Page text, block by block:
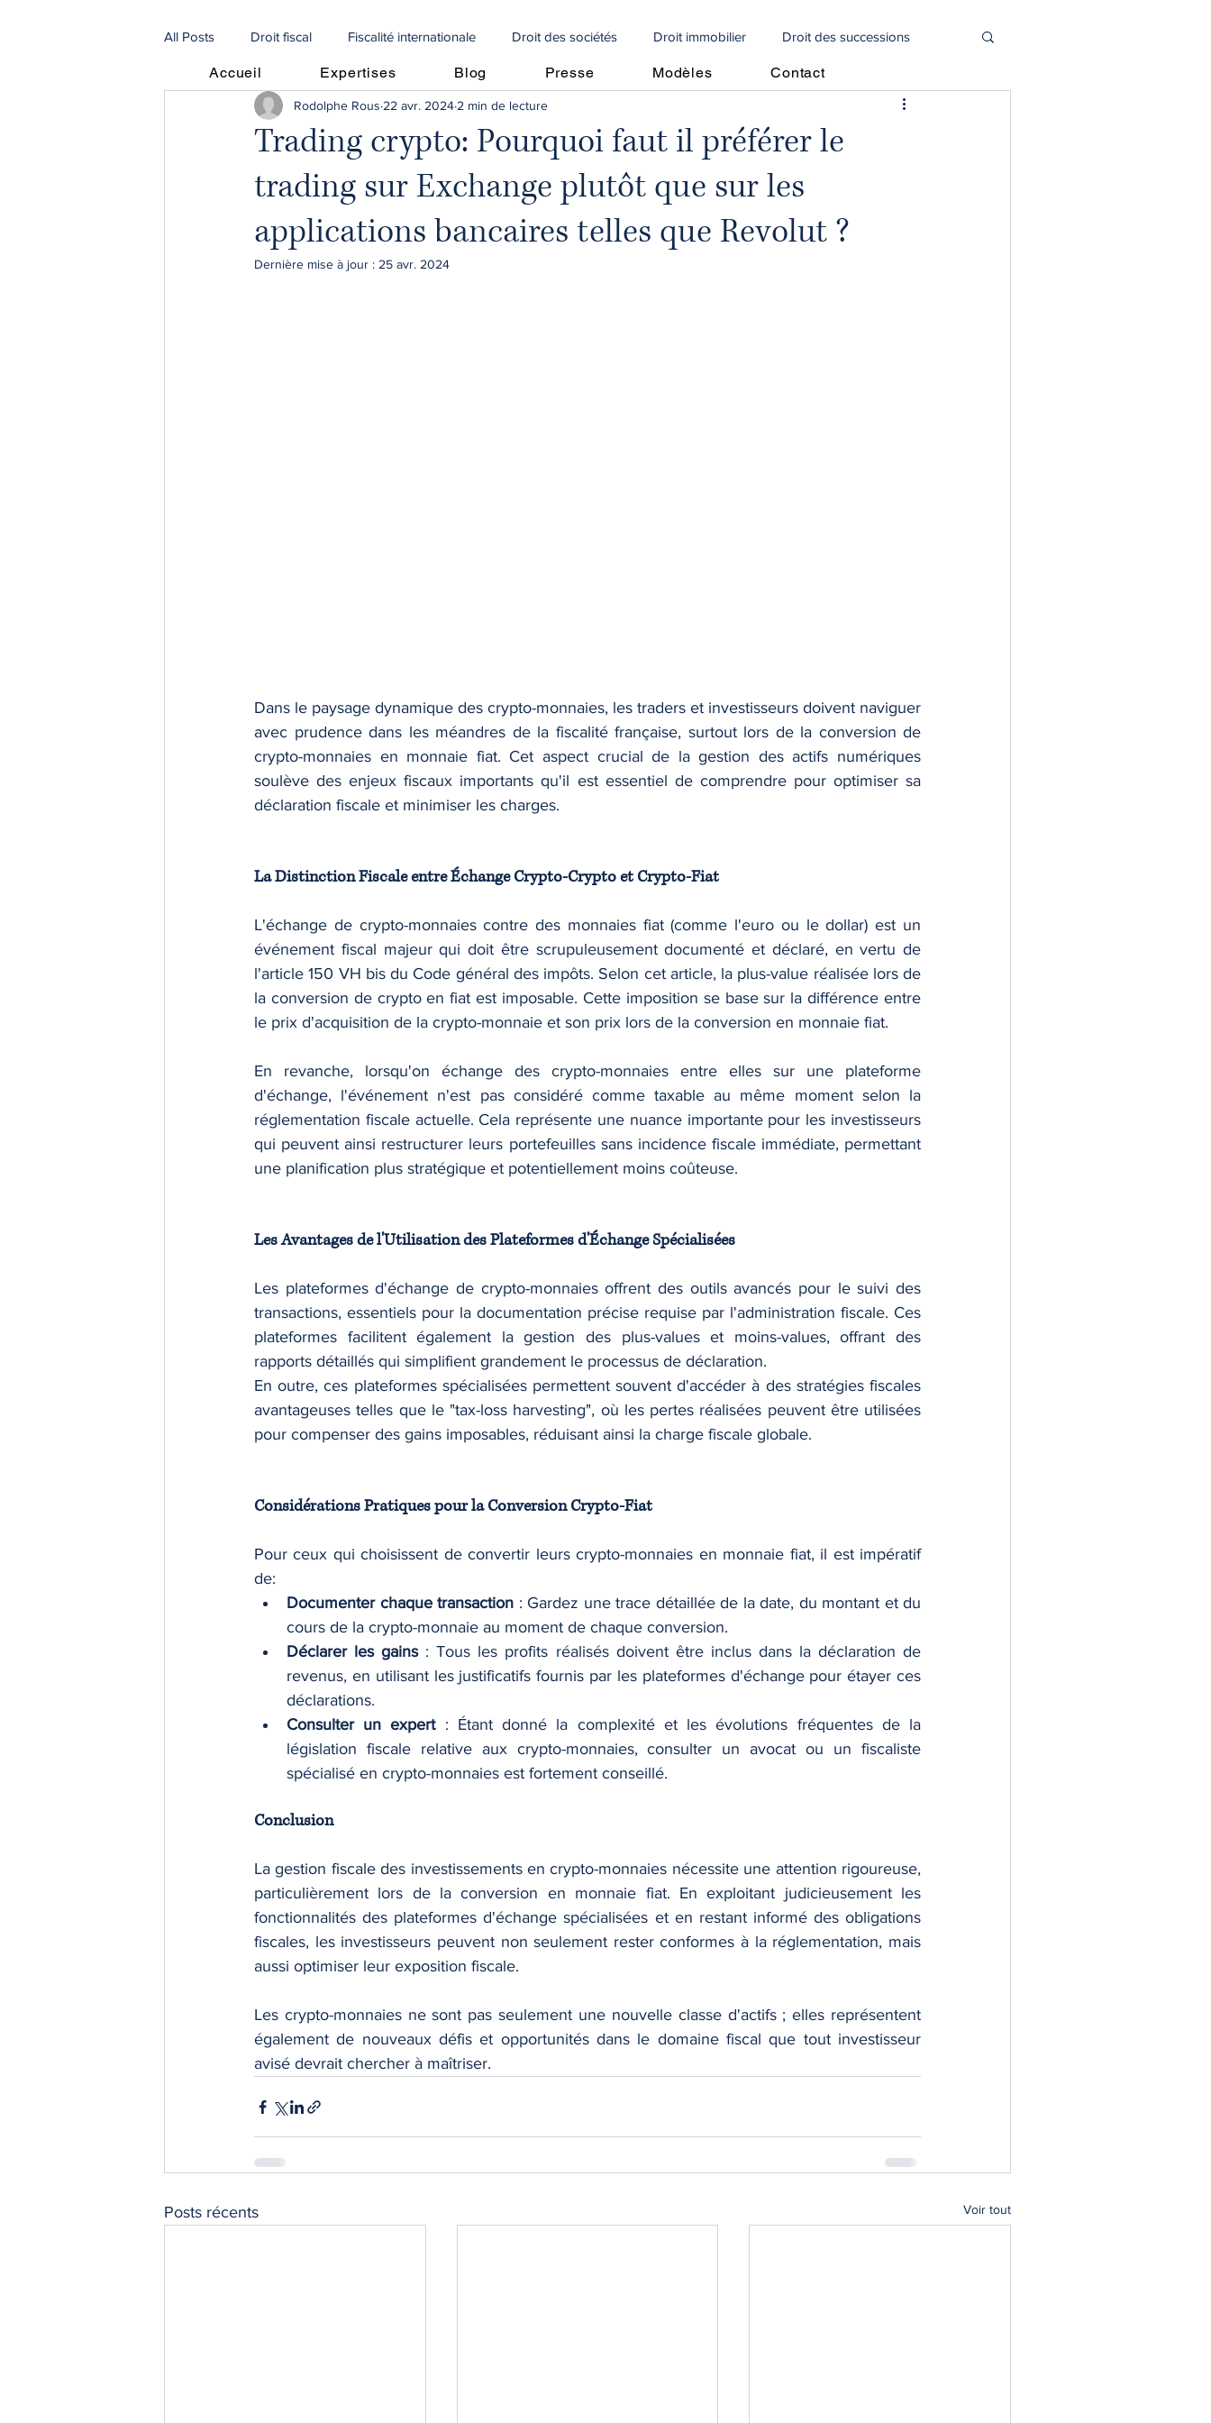
All Posts Droit fiscal Fiscalité internationale Droit des sociétés Droit immobilier Droit des successions
Procédures Droit de la famille Droit social Propriété intellectuelle Actualité juridique
🇫🇷 Articles en français 🇮🇹 Articoli in italiano 🇩🇪 Artikel auf Deutsch contrôle fiscal
Procédures Collectives Perte moitié capitaux propres
Trading crypto: Pourquoi faut il préférer le
trading sur Exchange plutôt que sur les
applications bancaires telles que Revolut ?
Rodolphe Rous 22 avr. 2024 2 min de lecture
Dernière mise à jour : 25 avr. 2024
Dans le paysage dynamique des crypto-monnaies, les traders et investisseurs doivent naviguer
avec prudence dans les méandres de la fiscalité française, surtout lors de la conversion de
crypto-monnaies en monnaie fiat. Cet aspect crucial de la gestion des actifs numériques
soulève des enjeux fiscaux importants qu'il est essentiel de comprendre pour optimiser sa
déclaration fiscale et minimiser les charges.
La Distinction Fiscale entre Échange Crypto-Crypto et Crypto-Fiat
L'échange de crypto-monnaies contre des monnaies fiat (comme l'euro ou le dollar) est un
événement fiscal majeur qui doit être scrupuleusement documenté et déclaré, en vertu de
l'article 150 VH bis du Code général des impôts. Selon cet article, la plus-value réalisée lors de
la conversion de crypto en fiat est imposable. Cette imposition se base sur la différence entre
le prix d'acquisition de la crypto-monnaie et son prix lors de la conversion en monnaie fiat.
En revanche, lorsqu'on échange des crypto-monnaies entre elles sur une plateforme
d'échange, l'événement n'est pas considéré comme taxable au même moment selon la
réglementation fiscale actuelle. Cela représente une nuance importante pour les investisseurs
qui peuvent ainsi restructurer leurs portefeuilles sans incidence fiscale immédiate, permettant
une planification plus stratégique et potentiellement moins coûteuse.
Les Avantages de l'Utilisation des Plateformes d'Échange Spécialisées
Les plateformes d'échange de crypto-monnaies offrent des outils avancés pour le suivi des
transactions, essentiels pour la documentation précise requise par l'administration fiscale. Ces
plateformes facilitent également la gestion des plus-values et moins-values, offrant des
rapports détaillés qui simplifient grandement le processus de déclaration.
En outre, ces plateformes spécialisées permettent souvent d'accéder à des stratégies fiscales
avantageuses telles que le "tax-loss harvesting", où les pertes réalisées peuvent être utilisées
pour compenser des gains imposables, réduisant ainsi la charge fiscale globale.
Considérations Pratiques pour la Conversion Crypto-Fiat
Pour ceux qui choisissent de convertir leurs crypto-monnaies en monnaie fiat, il est impératif
de:
Documenter chaque transaction : Gardez une trace détaillée de la date, du montant et du
cours de la crypto-monnaie au moment de chaque conversion.
Déclarer les gains : Tous les profits réalisés doivent être inclus dans la déclaration de
revenus, en utilisant les justificatifs fournis par les plateformes d'échange pour étayer ces
déclarations.
Consulter un expert : Étant donné la complexité et les évolutions fréquentes de la
législation fiscale relative aux crypto-monnaies, consulter un avocat ou un fiscaliste
spécialisé en crypto-monnaies est fortement conseillé.
Conclusion
La gestion fiscale des investissements en crypto-monnaies nécessite une attention rigoureuse,
particulièrement lors de la conversion en monnaie fiat. En exploitant judicieusement les
fonctionnalités des plateformes d'échange spécialisées et en restant informé des obligations
fiscales, les investisseurs peuvent non seulement rester conformes à la réglementation, mais
aussi optimiser leur exposition fiscale.
Les crypto-monnaies ne sont pas seulement une nouvelle classe d'actifs ; elles représentent
également de nouveaux défis et opportunités dans le domaine fiscal que tout investisseur
avisé devrait chercher à maîtriser.
Posts récents Voir tout
Accueil Expertises Blog Presse Modèles Contact